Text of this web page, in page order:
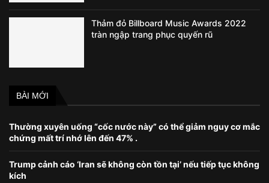
Thảm đỏ Billboard Music Awards 2022
tràn ngập trang phục quyến rũ
BÀI MỚI
Thường xuyên uống “cốc nước này” có thể giảm nguy cơ mắc
chứng mất trí nhớ lên đến 47% .
Trump cảnh cáo ‘Iran sẽ không còn tồn tại’ nếu tiếp tục không
kích